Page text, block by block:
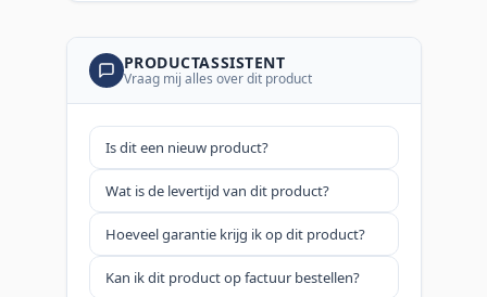
PRODUCTASSISTENT
Vraag mij alles over dit product
Is dit een nieuw product?
Wat is de levertijd van dit product?
Hoeveel garantie krijg ik op dit product?
Kan ik dit product op factuur bestellen?